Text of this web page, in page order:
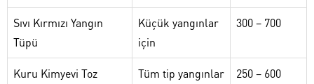
Sıvı Kırmızı Yangın
Tüpü
Küçük yangınlar
için
300 – 700
Kuru Kimyevi Toz
Tüm tip yangınlar 250 – 600